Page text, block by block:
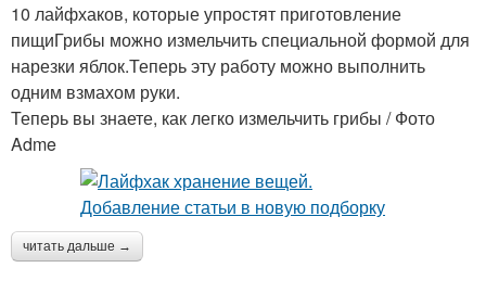
10 лайфхаков, которые упростят приготовление
пищиГрибы можно измельчить специальной формой для
нарезки яблок.Теперь эту работу можно выполнить
одним взмахом руки.
Теперь вы знаете, как легко измельчить грибы / Фото
Adme
читать дальше →